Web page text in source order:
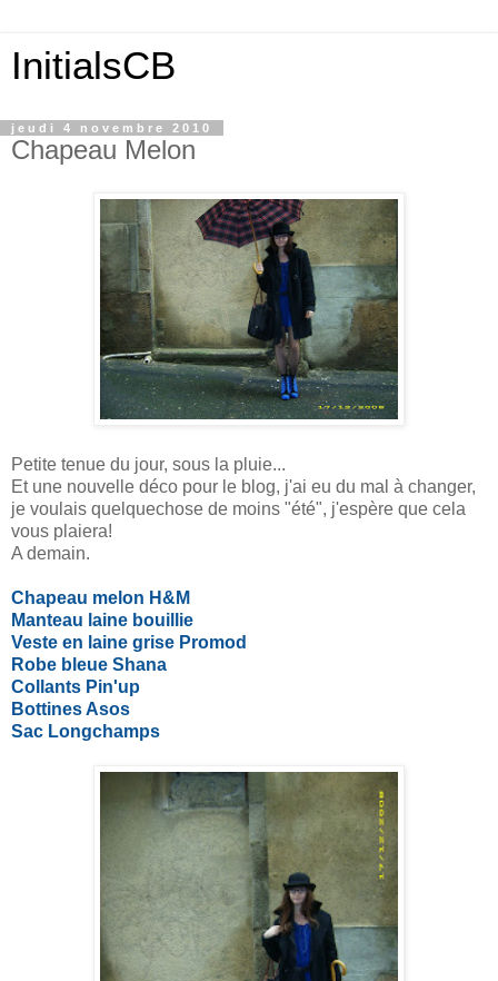
InitialsCB
jeudi 4 novembre 2010
Chapeau Melon
Petite tenue du jour, sous la pluie...
Et une nouvelle déco pour le blog, j'ai eu du mal à changer,
je voulais quelquechose de moins "été", j'espère que cela
vous plaiera!
A demain.
Chapeau melon H&M
Manteau laine bouillie
Veste en laine grise Promod
Robe bleue Shana
Collants Pin'up
Bottines Asos
Sac Longchamps